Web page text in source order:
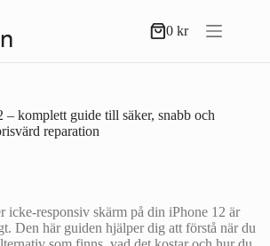
Varukorg
0kr
– komplett guide till säker, snabb och
reparation
icke-responsiv skärm på din iPhone 12 är
Den här guiden hjälper dig att förstå när du